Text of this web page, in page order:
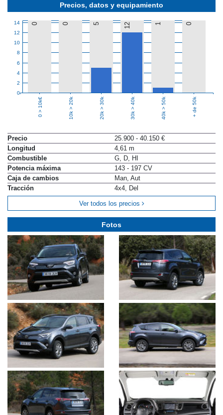
Precios, datos y equipamiento
0
2
4
6
8
10
12
14 0 0 5 12 1 0
0 > 10k€ 10k > 20k 20k > 30k 30k > 40k 40k > 50k + de 50k
Precio
25.900 - 40.150 €
Longitud
4,61 m
Combustible
G, D, HI
Potencia máxima
143 - 197 CV
Caja de cambios
Man, Aut
Tracción
4x4, Del
Ver todos los precios
Fotos